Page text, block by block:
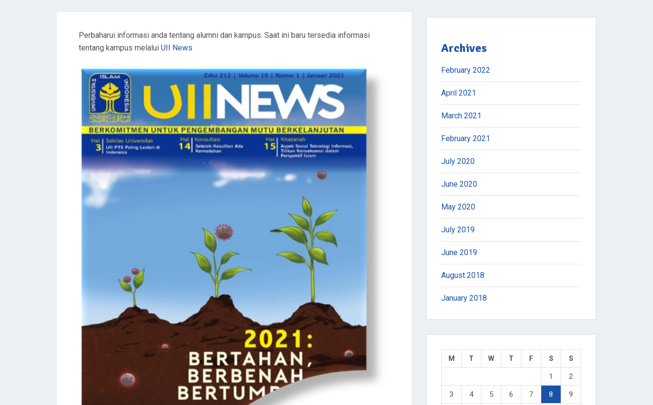
Perbaharui informasi anda tentang alumni dan kampus. Saat ini baru tersedia informasi
tentang kampus melalui UII News Archives
February 2022
April 2021
March 2021
February 2021
July 2020
June 2020
May 2020
July 2019
June 2019
August 2018
January 2018
M T W T F S S
1 2
3 4 5 6 7 8 9